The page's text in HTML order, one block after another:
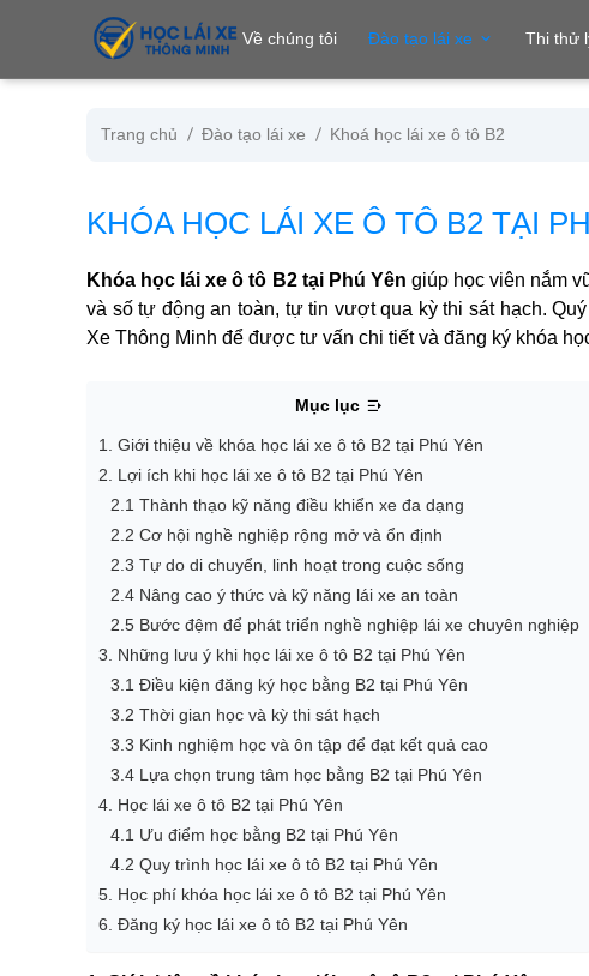
Về chúng tôi Đào tạo lái xe Thi thử
Trang chủ Đào tạo lái xe Khoá học lái xe ô tô B2
KHÓA HỌC LÁI XE Ô TÔ B2 TẠI
Khóa học lái xe ô tô B2 tại Phú Yên giúp học viên nắm
và số tự động an toàn, tự tin vượt qua kỳ thi sát hạch.
Xe Thông Minh để được tư vấn chi tiết và đăng ký khóa
Mục lục
1. Giới thiệu về khóa học lái xe ô tô B2 tại Phú Yên
2. Lợi ích khi học lái xe ô tô B2 tại Phú Yên
2.1 Thành thạo kỹ năng điều khiển xe đa dạng
2.2 Cơ hội nghề nghiệp rộng mở và ổn định
2.3 Tự do di chuyển, linh hoạt trong cuộc sống
2.4 Nâng cao ý thức và kỹ năng lái xe an toàn
2.5 Bước đệm để phát triển nghề nghiệp lái xe chuyên nghiệp
3. Những lưu ý khi học lái xe ô tô B2 tại Phú Yên
3.1 Điều kiện đăng ký học bằng B2 tại Phú Yên
3.2 Thời gian học và kỳ thi sát hạch
3.3 Kinh nghiệm học và ôn tập để đạt kết quả cao
3.4 Lựa chọn trung tâm học bằng B2 tại Phú Yên
4. Học lái xe ô tô B2 tại Phú Yên
4.1 Ưu điểm học bằng B2 tại Phú Yên
4.2 Quy trình học lái xe ô tô B2 tại Phú Yên
5. Học phí khóa học lái xe ô tô B2 tại Phú Yên
6. Đăng ký học lái xe ô tô B2 tại Phú Yên